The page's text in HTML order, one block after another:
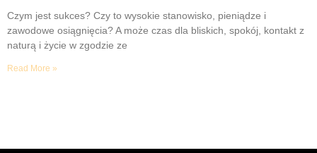
Czym jest sukces? Czy to wysokie stanowisko, pieniądze i
zawodowe osiągnięcia? A może czas dla bliskich, spokój, kontakt z
naturą i życie w zgodzie ze
Read More »